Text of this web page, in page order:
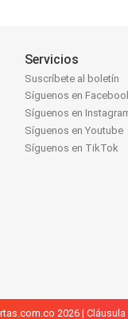
Servicios
Suscríbete al boletín
Síguenos en
Síguenos en
Síguenos en Youtube
Síguenos en TikTok
2026 |